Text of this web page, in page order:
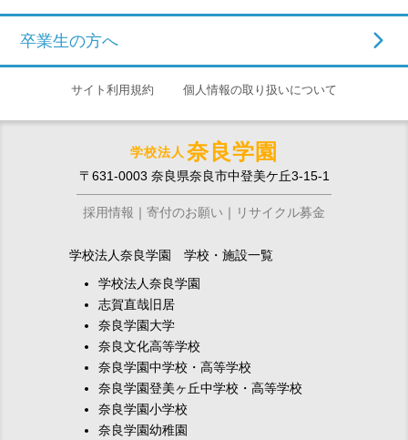
卒業生の方へ
サイト利用規約 個人情報の取り扱いについて
学校法人 奈良学園
〒631-0003 奈良県奈良市中登美ケ丘3-15-1
採用情報 寄付のお願い リサイクル募金
学校法人奈良学園 学校・施設一覧
学校法人奈良学園
志賀直哉旧居
奈良学園大学
奈良文化高等学校
奈良学園中学校・高等学校
奈良学園登美ヶ丘中学校・高等学校
奈良学園小学校
奈良学園幼稚園